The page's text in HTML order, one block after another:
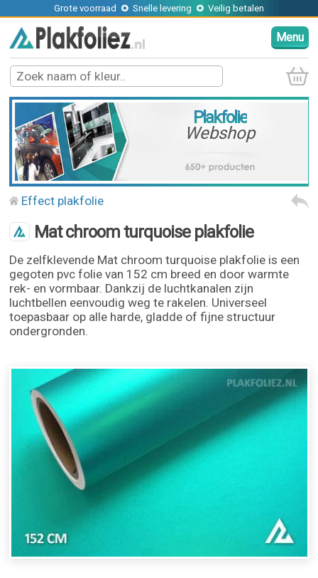
Grote voorraad Snelle levering Veilig betalen
Menu
Plakfolie
Webshop
Effect plakfolie
Mat chroom turquoise plakfolie
De zelfklevende Mat chroom turquoise plakfolie is een
gegoten pvc folie van 152 cm breed en door warmte
rek- en vormbaar. Dankzij de luchtkanalen zijn
luchtbellen eenvoudig weg te rakelen. Universeel
toepasbaar op alle harde, gladde of fijne structuur
ondergronden.